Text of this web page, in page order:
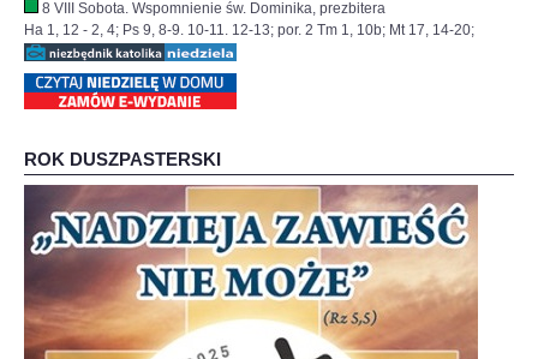
8 VIII Sobota. Wspomnienie św. Dominika, prezbitera
Ha 1, 12 - 2, 4; Ps 9, 8-9. 10-11. 12-13; por. 2 Tm 1, 10b; Mt 17, 14-20;
ROK DUSZPASTERSKI